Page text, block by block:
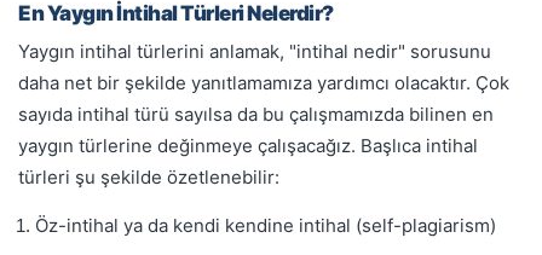
En Yaygın İntihal Türleri Nelerdir?
Yaygın intihal türlerini anlamak, "intihal nedir" sorusunu
daha net bir şekilde yanıtlamamıza yardımcı olacaktır. Çok
sayıda intihal türü sayılsa da bu çalışmamızda bilinen en
yaygın türlerine değinmeye çalışacağız. Başlıca intihal
türleri şu şekilde özetlenebilir:
Öz-intihal ya da kendi kendine intihal (self-plagiarism)